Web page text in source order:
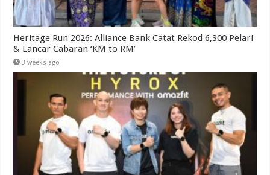
Heritage Run 2026: Alliance Bank Catat Rekod 6,300 Pelari
& Lancar Cabaran ‘KM to RM’
3 weeks ago